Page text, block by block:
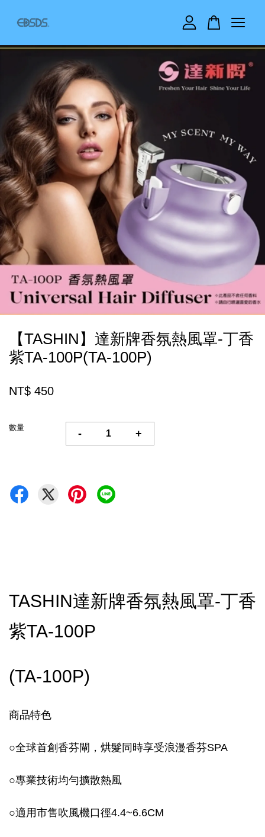
【TASHIN】達新牌香氛熱風罩-丁香
紫TA-100P(TA-100P)
NT$ 450
數量
- +
TASHIN達新牌香氛熱風罩-丁香
紫TA-100P
(TA-100P)
商品特色
○全球首創香芬閘，烘髮同時享受浪漫香芬SPA
○專業技術均勻擴散熱風
○適用市售吹風機口徑4.4~6.6CM
您的購物車目前還是空的。
繼續購物